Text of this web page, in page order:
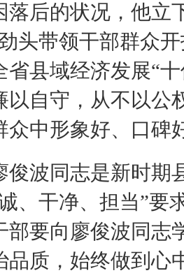
落后的状况，他立
头带领干部群众
省县域经济发展“
以自守，从不以公
众中形象好、口碑
同志是新时期
、干净、担当”要
部要向廖俊波同志
品质，始终做到心